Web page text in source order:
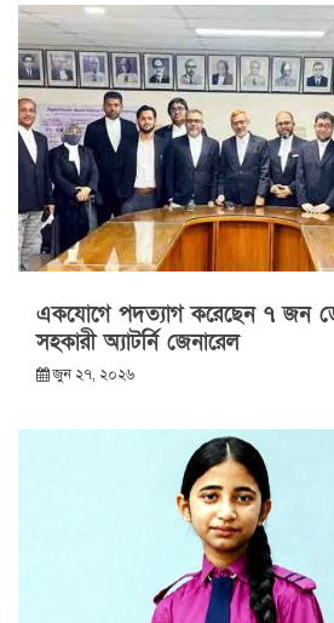
একযোগে পদত্যাগ করেছেন ৭ জন
সহকারী অ্যাটর্নি জেনারেল
জুন ২৭, ২০২৬